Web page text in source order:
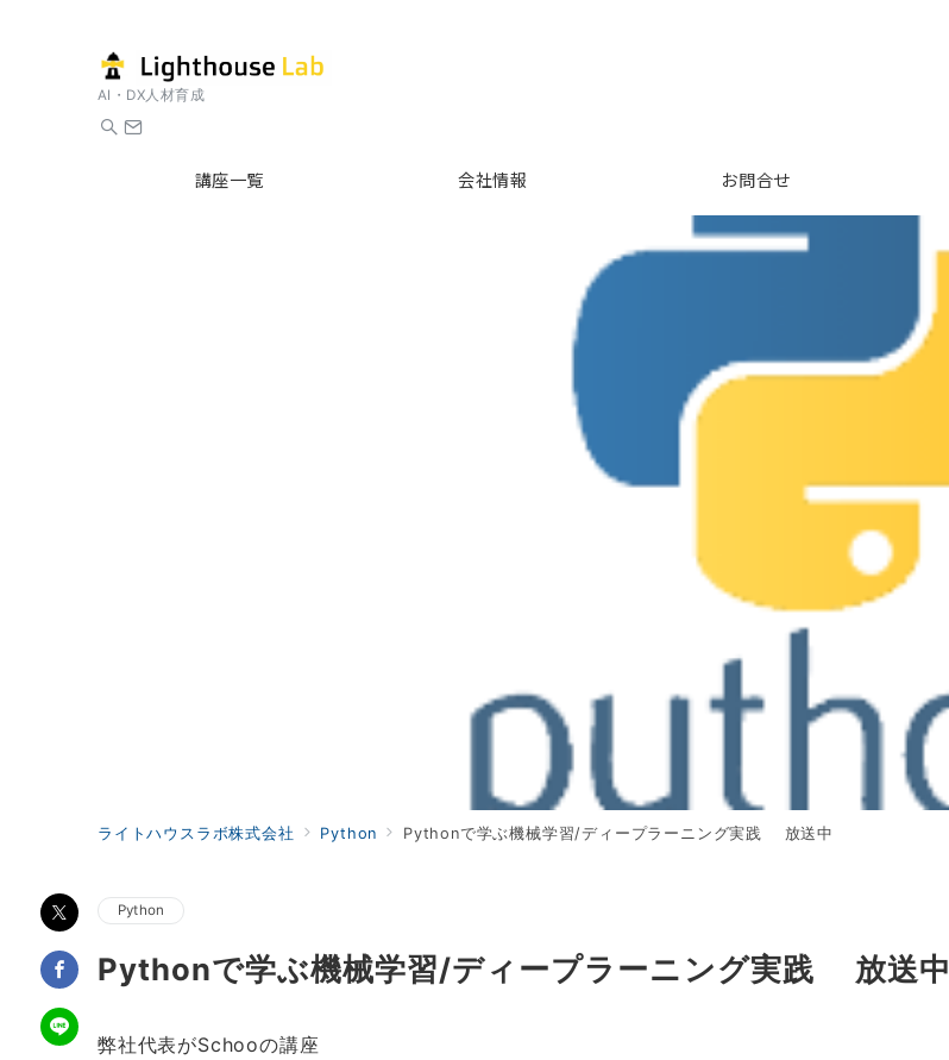
AI・DX人材育成
講座一覧 会社情報 お問合せ
ライトハウスラボ株式会社 Python Pythonで学ぶ機械学習/ディープラーニング実践 放送中
Python
Pythonで学ぶ機械学習/ディープラーニング実践 放送中
弊社代表がSchooの講座